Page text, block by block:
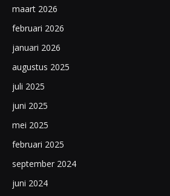
maart 2026
februari 2026
januari 2026
augustus 2025
juli 2025
juni 2025
mei 2025
februari 2025
september 2024
juni 2024